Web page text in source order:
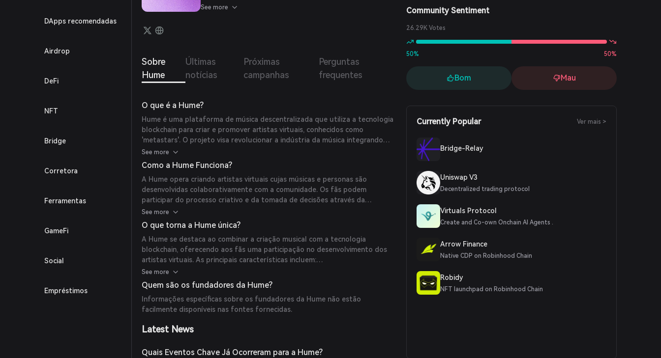
Español (Argentina)DApps recomendadas
Airdrop
DeFi
NFT
Bridge
Corretora
Ferramentas
GameFi
Social
Empréstimos
artistas totalmente virtuais com personas únicas, histórias de
See more
Sobre
Hume
Últimas
notícias
Próximas
campanhas
Perguntas
frequentes
O que é a Hume?
Hume é uma plataforma de música descentralizada que utiliza a tecnologia
blockchain para criar e promover artistas virtuais, conhecidos como
'metastars'. O projeto visa revolucionar a indústria da música integrando
arte digital, música e engajamento dos fãs por meio de NFTs e governança
descentralizada.
See more
Como a Hume Funciona?
A Hume opera criando artistas virtuais cujas músicas e personas são
desenvolvidas colaborativamente com a comunidade. Os fãs podem
participar do processo criativo e da tomada de decisões através da
propriedade dos NFTs Hume Genesis, que concedem acesso a conteúdo
exclusivo e direitos de voto.
See more
O que torna a Hume única?
A Hume se destaca ao combinar a criação musical com a tecnologia
blockchain, oferecendo aos fãs uma participação no desenvolvimento dos
artistas virtuais. As principais características incluem:
Propriedade dos NFTs Hume Genesis, proporcionando acesso exclusivo e
influência.
Criação musical colaborativa com a comunidade.
Integração de arte digital e narrativa na experiência musical.
See more
Quem são os fundadores da Hume?
Informações específicas sobre os fundadores da Hume não estão
facilmente disponíveis nas fontes fornecidas.
Latest News
Quais Eventos Chave Já Ocorreram para a Hume?
Community Sentiment
26.29K Votes
50% 50%
Bom Mau
Currently Popular Ver mais >
Bridge-Relay
Uniswap V3
Decentralized trading protocol
Virtuals Protocol
Create and Co-own Onchain AI Agents .
Arrow Finance
Native CDP on Robinhood Chain
Robidy
NFT launchpad on Robinhood Chain